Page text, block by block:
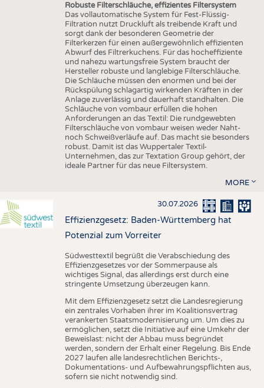
Robuste Filterschläuche, effizientes Filtersystem
Das vollautomatische System für Fest-Flüssig-
Filtration nutzt Druckluft als treibende Kraft und
sorgt dank der besonderen Geometrie der
Filterkerzen für einen außergewöhnlich effizienten
Abwurf des Filtrerkuchens. Für das hocheffiziente
und nahezu wartungsfreie System braucht der
Hersteller robuste und langlebige Filterschläuche.
Die Schläuche müssen den enormen und bei der
Rückspülung schlagartig wirkenden Kräften in der
Anlage zuverlässig und dauerhaft standhalten. Die
Schläuche von vombaur erfüllen die hohen
Anforderungen an das Textil: Die rundgewebten
Filterschläuche von vombaur weisen weder Naht-
noch Schweißverläufe auf. Das macht sie besonders
robust. Damit ist das Wuppertaler Textil-
Unternehmen, das zur Textation Group gehört, der
ideale Partner für das neue Filtersystem.
MORE
30.07.2026
Effizienzgesetz: Baden-Württemberg hat
Potenzial zum Vorreiter
Südwesttextil begrüßt die Verabschiedung des
Effizienzgesetzes vor der Sommerpause als
wichtiges Signal, das allerdings erst durch eine
stringente Umsetzung überzeugen kann.
Mit dem Effizienzgesetz setzt die Landesregierung
ein zentrales Vorhaben ihrer im Koalitionsvertrag
verankerten Staatsmodernisierung um. Um dies zu
ermöglichen, setzt die Initiative auf eine Umkehr der
Beweislast: nicht der Abbau muss begründet
werden, sondern der Erhalt einer Regelung. Bis Ende
2027 laufen alle landesrechtlichen Berichts-,
Dokumentations- und Aufbewahrungspflichten aus,
sofern sie nicht notwendig sind.